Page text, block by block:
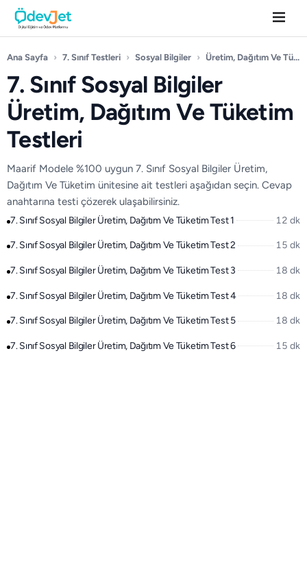
Ana Sayfa › 7. Sınıf Testleri › Sosyal Bilgiler › Üretim, Dağıtım Ve Tüketim
7. Sınıf Sosyal Bilgiler
Üretim, Dağıtım Ve Tüketim
Testleri
Maarif Modele %100 uygun 7. Sınıf Sosyal Bilgiler Üretim,
Dağıtım Ve Tüketim ünitesine ait testleri aşağıdan seçin. Cevap
anahtarına testi çözerek ulaşabilirsiniz.
7. Sınıf Sosyal Bilgiler Üretim, Dağıtım Ve Tüketim Test 1 12 dk
7. Sınıf Sosyal Bilgiler Üretim, Dağıtım Ve Tüketim Test 2 15 dk
7. Sınıf Sosyal Bilgiler Üretim, Dağıtım Ve Tüketim Test 3 18 dk
7. Sınıf Sosyal Bilgiler Üretim, Dağıtım Ve Tüketim Test 4 18 dk
7. Sınıf Sosyal Bilgiler Üretim, Dağıtım Ve Tüketim Test 5 18 dk
7. Sınıf Sosyal Bilgiler Üretim, Dağıtım Ve Tüketim Test 6 15 dk